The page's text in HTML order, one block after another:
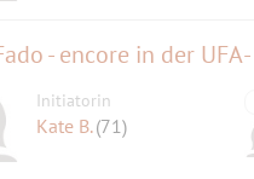
- encore in der
Initiatorin
Kate B.(71)